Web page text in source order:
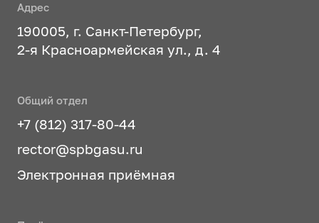
Адрес
190005, г. Санкт-Петербург,
2-я Красноармейская ул., д. 4
Общий отдел
+7 (812) 317-80-44
rector@spbgasu.ru
Электронная приёмная